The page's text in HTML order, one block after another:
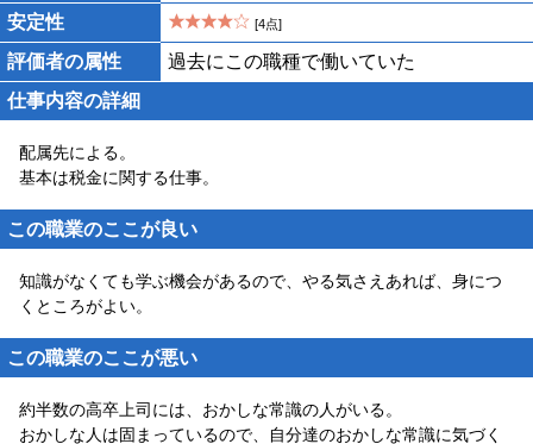
安定性 [4点]
評価者の属性
過去にこの職種で働いていた
仕事内容の詳細
配属先による。
基本は税金に関する仕事。
この職業のここが良い
知識がなくても学ぶ機会があるので、やる気さえあれば、身につ
くところがよい。
この職業のここが悪い
約半数の高卒上司には、おかしな常識の人がいる。
おかしな人は固まっているので、自分達のおかしな常識に気づく